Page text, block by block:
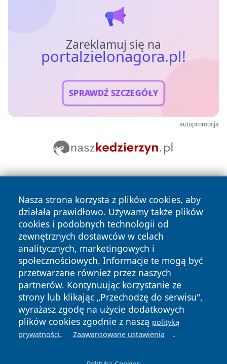
Zareklamuj się na
portalzielonagora.pl!
SPRAWDŹ SZCZEGÓŁY
autopromocja
Nasza strona korzysta z plików cookies, aby
działała prawidłowo. Używamy także plików
cookies i podobnych technologii od
zewnętrznych dostawców w celach
analitycznych, marketingowych i
społecznościowych. Informacje te mogą być
przetwarzane również przez naszych
partnerów. Kontynuując korzystanie ze
strony lub klikając „Przechodzę do serwisu",
wyrażasz zgodę na użycie dodatkowych
plików cookies zgodnie z naszą polityką
prywatności. Zaawansowane ustawienia .
Copyright © 2026 portalzielonagora.pl Wszystkie prawa
zastrzeżone.
News Autorzy
Polityka
Prywatności
Polityka
Cookies